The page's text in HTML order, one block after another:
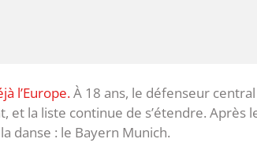
l’Europe.À 18 ans, le défenseur
et la liste continue de s’étendre. Après
danse : le Bayern Munich.